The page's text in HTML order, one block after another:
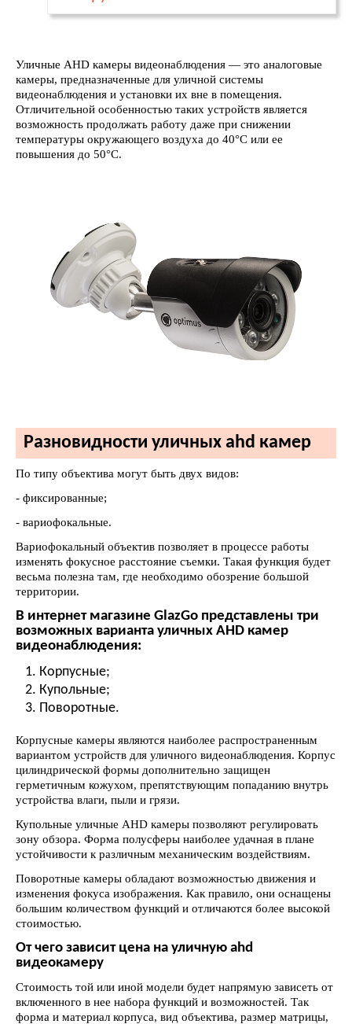
Уличные AHD камеры видеонаблюдения — это аналоговые
камеры, предназначенные для уличной системы
видеонаблюдения и установки их вне в помещения.
Отличительной особенностью таких устройств является
возможность продолжать работу даже при снижении
температуры окружающего воздуха до 40°С или ее
повышения до 50°С.
Разновидности уличных ahd камер
По типу объектива могут быть двух видов:
- фиксированные;
- вариофокальные.
Вариофокальный объектив позволяет в процессе работы
изменять фокусное расстояние съемки. Такая функция будет
весьма полезна там, где необходимо обозрение большой
территории.
В интернет магазине GlazGo представлены три
возможных варианта уличных AHD камер
видеонаблюдения:
Корпусные;
Купольные;
Поворотные.
Корпусные камеры являются наиболее распространенным
вариантом устройств для уличного видеонаблюдения. Корпус
цилиндрической формы дополнительно защищен
герметичным кожухом, препятствующим попаданию внутрь
устройства влаги, пыли и грязи.
Купольные уличные AHD камеры позволяют регулировать
зону обзора. Форма полусферы наиболее удачная в плане
устойчивости к различным механическим воздействиям.
Поворотные камеры обладают возможностью движения и
изменения фокуса изображения. Как правило, они оснащены
большим количеством функций и отличаются более высокой
стоимостью.
От чего зависит цена на уличную ahd
видеокамеру
Стоимость той или иной модели будет напрямую зависеть от
включенного в нее набора функций и возможностей. Так
форма и материал корпуса, вид объектива, размер матрицы,